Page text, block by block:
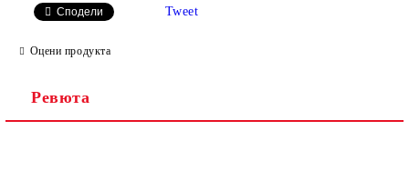
Сподели Tweet
Оцени продукта
Ревюта